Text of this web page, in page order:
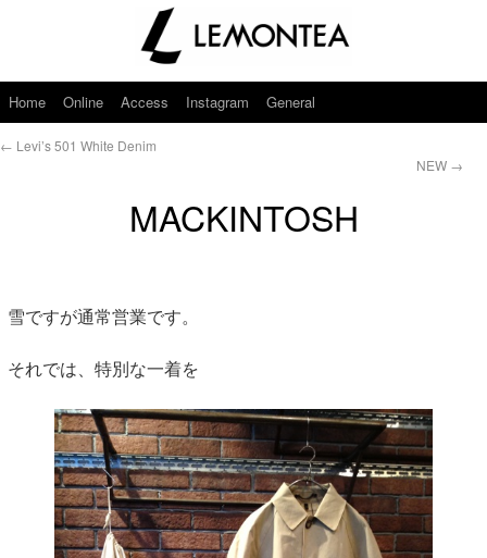
Home Online Access Instagram General
← Levi’s 501 White Denim
NEW →
MACKINTOSH
雪ですが通常営業です。
それでは、特別な一着を